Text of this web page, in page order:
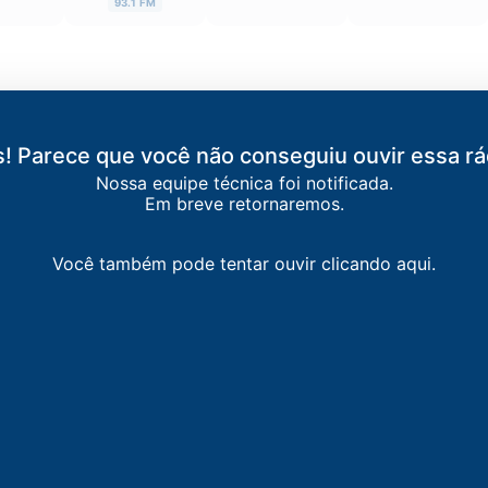
Parece que você não conseguiu ouvir essa
Nossa equipe técnica foi notificada.
Em breve retornaremos.
Você também pode tentar ouvir clicando aqui.